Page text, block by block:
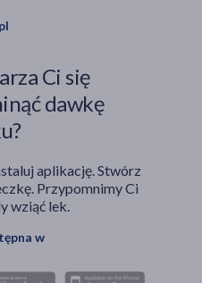
Ci się
dawkę
aplikację. Stwórz
Przypomnimy Ci
wziąć lek.
w